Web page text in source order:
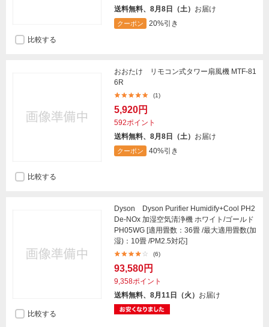
送料無料、8月8日（土） お届け
クーポン
20%引き
比較する
おおたけ リモコン式タワー扇風機 MTF-81
6R
(1)
5,920円
592ポイント
送料無料、8月8日（土） お届け
クーポン 40%引き
比較する
Dyson Dyson Purifier Humidify+Cool PH2
De-NOx 加湿空気清浄機 ホワイト/ゴールド
PH05WG [適用畳数：36畳 /最大適用畳数(加
湿)：10畳 /PM2.5対応]
(6)
93,580円
9,358ポイント
送料無料、8月11日（火） お届け
比較する